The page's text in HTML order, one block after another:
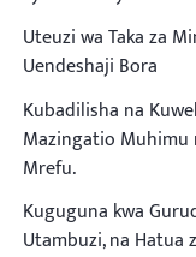
Uteuzi wa Taka za
Uendeshaji Bora
Kubadilisha na
Mazingatio Muhimu
Mrefu.
Kuguguna kwa
Utambuzi, na Hatua